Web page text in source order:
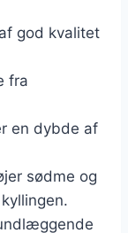
god kvalitet
fra
en dybde af
sødme og